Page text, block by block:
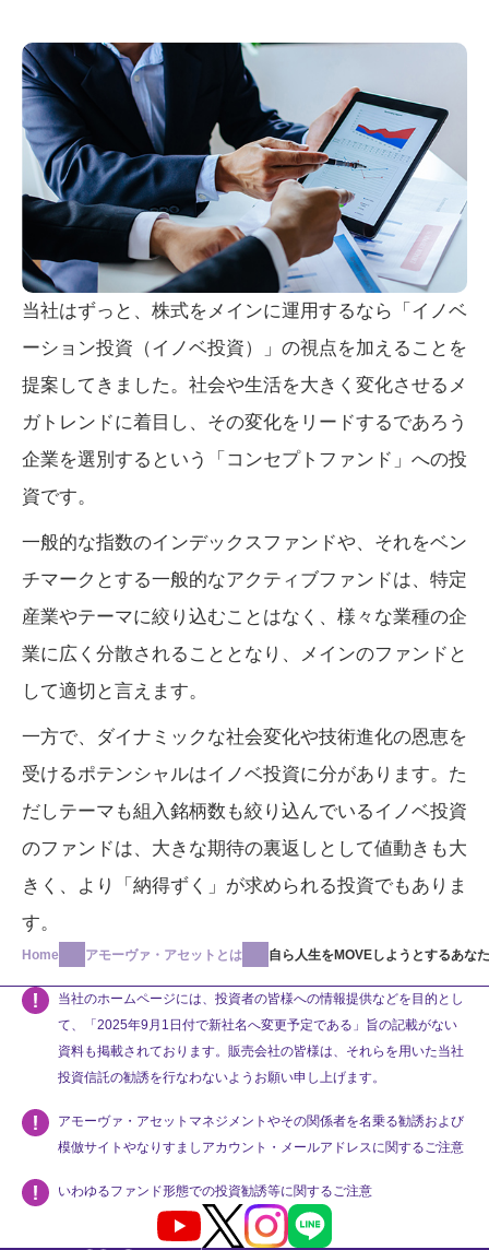
当社はずっと、株式をメインに運用するなら「イノベ
ーション投資（イノベ投資）」の視点を加えることを
提案してきました。社会や生活を大きく変化させるメ
ガトレンドに着目し、その変化をリードするであろう
企業を選別するという「コンセプトファンド」への投
資です。
一般的な指数のインデックスファンドや、それをベン
チマークとする一般的なアクティブファンドは、特定
産業やテーマに絞り込むことはなく、様々な業種の企
業に広く分散されることとなり、メインのファンドと
して適切と言えます。
一方で、ダイナミックな社会変化や技術進化の恩恵を
受けるポテンシャルはイノベ投資に分があります。た
だしテーマも組入銘柄数も絞り込んでいるイノベ投資
のファンドは、大きな期待の裏返しとして値動きも大
きく、より「納得ずく」が求められる投資でもありま
す。
Home アモーヴァ・アセットとは 自ら人生をMOVEしようとするあな
当社のホームページには、投資者の皆様への情報提供などを目的とし
て、「2025年9月1日付で新社名へ変更予定である」旨の記載がない
資料も掲載されております。販売会社の皆様は、それらを用いた当社
投資信託の勧誘を行なわないようお願い申し上げます。
アモーヴァ・アセットマネジメントやその関係者を名乗る勧誘および
模倣サイトやなりすましアカウント・メールアドレスに関するご注意
いわゆるファンド形態での投資勧誘等に関するご注意
Youtube X InstagramLINE